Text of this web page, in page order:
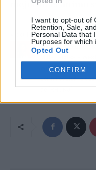
I want to opt-out of
Retention, Sale,
Personal Data that
Purposes for which
Opted Out
CONFIRM
mejoran el ánimo
Artículo anterior
El bombazo de
Wilson de liarse con
Jenn Fessler, la
de 'RHONJ'